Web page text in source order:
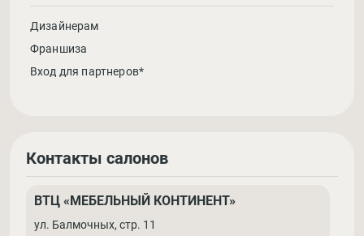
Дизайнерам
Франшиза
Вход для партнеров*
Контакты салонов
ВТЦ «МЕБЕЛЬНЫЙ КОНТИНЕНТ»
ул. Балмочных, стр. 11